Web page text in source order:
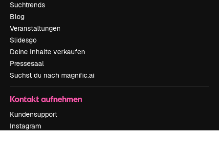
Suchtrends
Blog
Veranstaltungen
Slidesgo
Deine Inhalte verkaufen
Pressesaal
Suchst du nach magnific.ai
Kontakt aufnehmen
Kundensupport
Instagram